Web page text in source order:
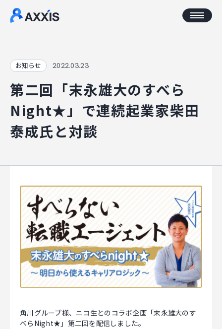
CORPORATE
アクセス
AXXISについて
SERVICE
AXXISのサービス
マジキャリ
すべらないキャリアエージェント
NEWS
お知らせ 2022.03.23
第二回「末永雄大のすべら
Night★」で連続起業家柴田
泰成氏と対談
角川グループ様、ニコ生とのコラボ企画「末永雄大のす
べらNight★」第二回を配信しました。